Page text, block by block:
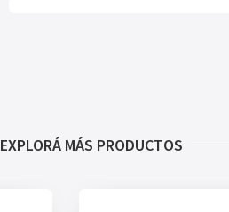
EXPLORÁ MÁS PRODUCTOS